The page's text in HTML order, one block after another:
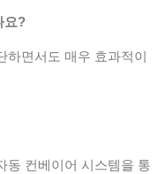
요?
하면서도 매우 효과적이
동 컨베이어 시스템을 통